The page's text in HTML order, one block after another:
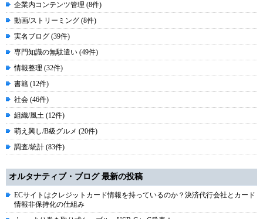
企業内コンテンツ管理 (8件)
動画/ストリーミング (8件)
実名ブログ (39件)
専門知識の無駄遣い (49件)
情報整理 (32件)
書籍 (12件)
社会 (46件)
組織/風土 (12件)
萌え興し/B級グルメ (20件)
調査/統計 (83件)
オルタナティブ・ブログ 最新の投稿
ECサイトはクレジットカード情報を持っているのか？決済代行会社とカード
情報非保持化の仕組み